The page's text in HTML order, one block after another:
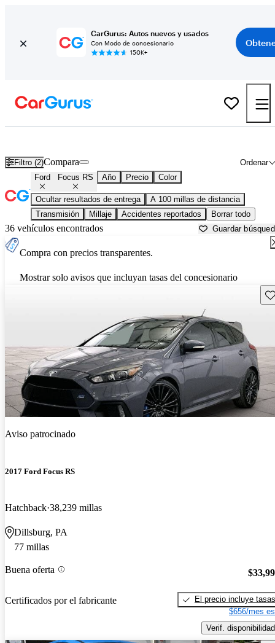
CarGurus: Autos nuevos y usados
Con Modo de concesionario
150K+
Filtro (2) Ordenar
Compara
Ford Focus RS Año Precio Color
Ocultar resultados de entrega
A 100 millas de distancia
Transmisión
Millaje Accidentes reportados Borrar todo
36 vehículos encontrados Guardar
Compra con precios transparentes.
Mostrar solo avisos que incluyan tasas del concesionario
Aviso patrocinado
2017 Ford Focus RS
Hatchback 38,239 millas
Dillsburg, PA
77 millas
Buena oferta
Certificados por el fabricante
El precio incluye tasas
$656/mes
Verif. disponibilidad